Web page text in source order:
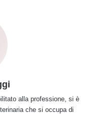
alla professione, si è
che si occupa di